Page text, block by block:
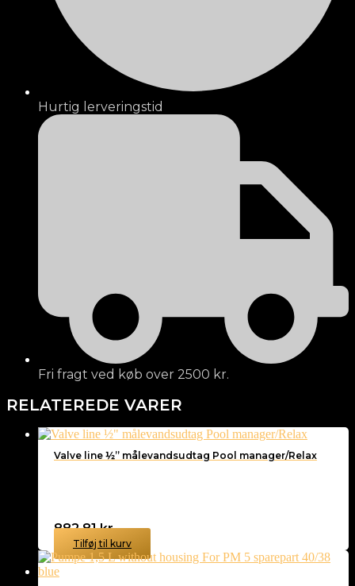
Hurtig lerveringstid
Fri fragt ved køb over 2500 kr.
RELATEREDE VARER
Valve line ½” målevandsudtag Pool manager/Relax
882,81kr.
Tilføj til kurv